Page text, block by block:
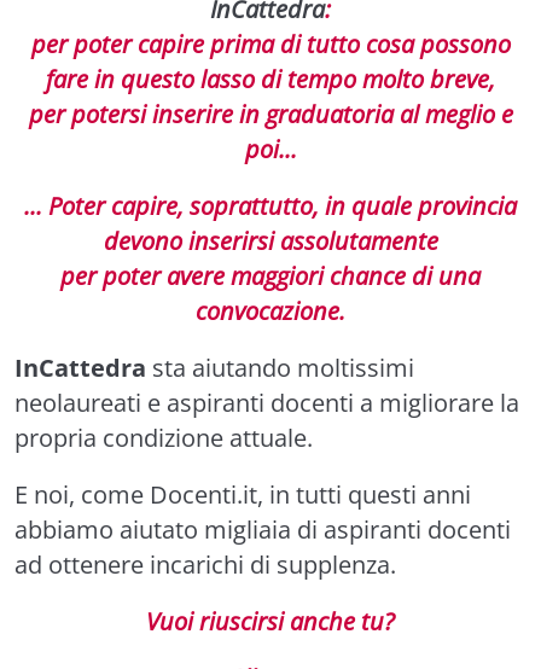
InCattedra:
per poter capire prima di tutto cosa possono
fare in questo lasso di tempo molto breve,
per potersi inserire in graduatoria al meglio e
poi...
... Poter capire, soprattutto, in quale provincia
devono inserirsi assolutamente
per poter avere maggiori chance di una
convocazione.
InCattedra sta aiutando moltissimi
neolaureati e aspiranti docenti a migliorare la
propria condizione attuale.
E noi, come Docenti.it, in tutti questi anni
abbiamo aiutato migliaia di aspiranti docenti
ad ottenere incarichi di supplenza.
Vuoi riuscirsi anche tu?